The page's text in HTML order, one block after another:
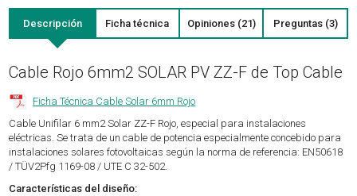
Descripción Ficha técnica Opiniones (21) Preguntas (3)
Cable Rojo 6mm2 SOLAR PV ZZ-F de Top Cable
Ficha Técnica Cable Solar 6mm Rojo
Cable Unifilar 6 mm2 Solar ZZ-F Rojo, especial para instalaciones
eléctricas. Se trata de un cable de potencia especialmente concebido para
instalaciones solares fotovoltaicas según la norma de referencia: EN50618
/ TÜV2Pfg 1169-08 / UTE C 32-502.
Características del diseño: